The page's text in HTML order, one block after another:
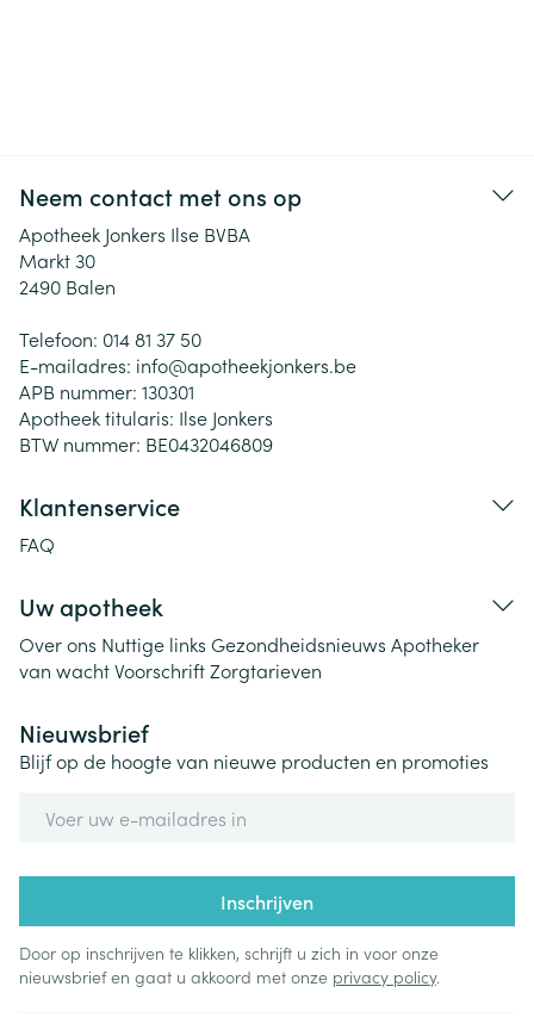
Neem contact met ons op
Apotheek Jonkers Ilse BVBA
Markt 30
2490 Balen
Telefoon: 014 81 37 50
E-mailadres: info@apotheekjonkers.be
APB nummer: 130301
Apotheek titularis: Ilse Jonkers
BTW nummer: BE0432046809
Klantenservice
FAQ
Uw apotheek
Over ons Nuttige links Gezondheidsnieuws Apotheker
van wachtVoorschriftZorgtarieven
Nieuwsbrief
Blijf op de hoogte van nieuwe producten en promoties
Inschrijven
Door op inschrijven te klikken, schrijft u zich in voor onze
nieuwsbrief en gaat u akkoord met onze privacy policy.